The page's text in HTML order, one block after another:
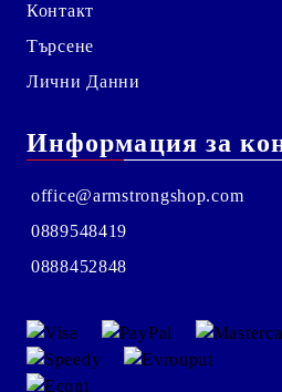
Контакт
Търсене
Лични Данни
Информация за
office@armstrongshop.com
0889548419
0888452848